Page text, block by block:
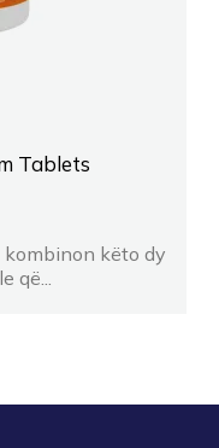
Tablets
këto dy
që...